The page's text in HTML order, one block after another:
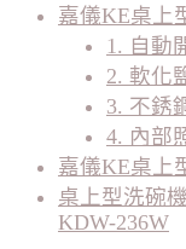
嘉儀KE桌上
1. 自動
2. 軟化
3. 不銹
4. 內部
嘉儀KE桌上
桌上型洗碗
KDW-236W